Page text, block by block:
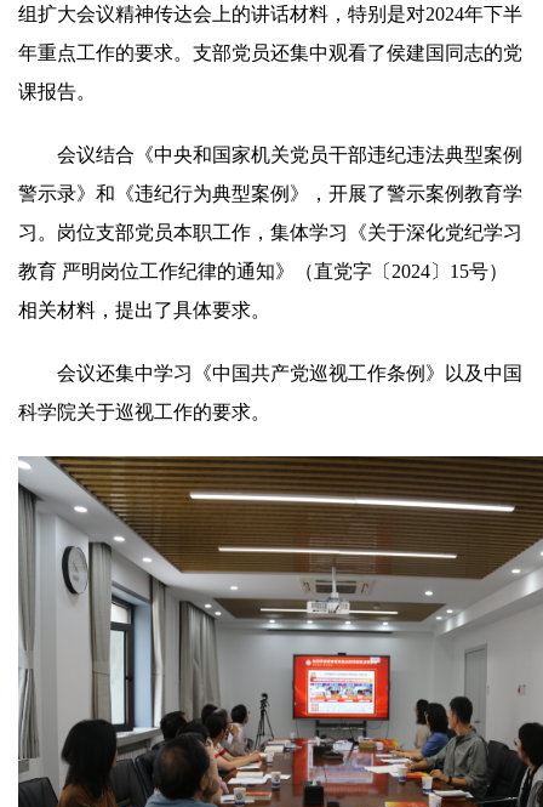
组扩大会议精神传达会上的讲话材料，特别是对2024年下半
年重点工作的要求。支部党员还集中观看了侯建国同志的党
课报告。
会议结合《中央和国家机关党员干部违纪违法典型案例
警示录》和《违纪行为典型案例》，开展了警示案例教育学
习。岗位支部党员本职工作，集体学习《关于深化党纪学习
教育 严明岗位工作纪律的通知》（直党字〔2024〕15号）
相关材料，提出了具体要求。
会议还集中学习《中国共产党巡视工作条例》以及中国
科学院关于巡视工作的要求。